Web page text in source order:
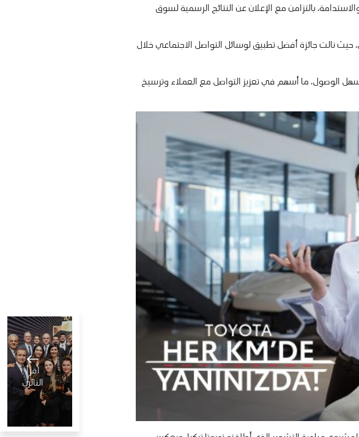
بالتزامن مع الإعلان عن النتائج الرسمية لسوق
نالت جائزة أفضل تطبيق لوسائل التواصل الاجتماعي خلال
الوصول، ما أسهم في تعزيز التواصل مع العملاء وترسيخ
اقرأ
التالي